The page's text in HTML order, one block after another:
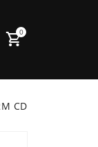
0
CD